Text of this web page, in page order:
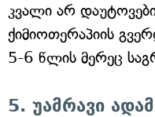
კვალი არ
ქიმიოთერაპიის
5-6 წლის მერეც
5. უამრავი